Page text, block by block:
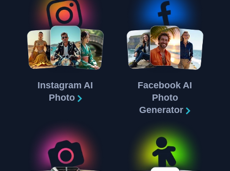
Instagram AI
Photo
Facebook AI
Photo
Generator